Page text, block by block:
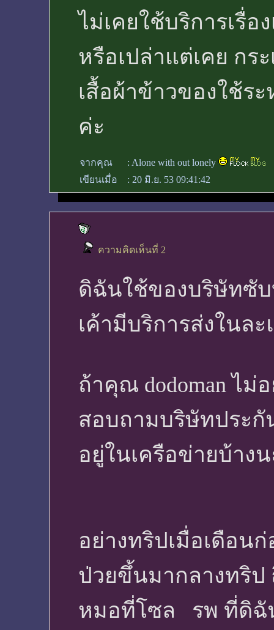
ไม่เคยใช้บริการเรื่อ
หรือเปล่าแต่เคย กร
เสื้อผ้าข้าวของใช้ร
ค่ะ
จากคุณ : Alone with out lonely
เขียนเมื่อ
: 20 มิ.ย. 53 09:41:42
ความคิดเห็นที่ 2
ดิฉันใช้ของบริษัทซับ
เค้ามีบริการส่งในล
ถ้าคุณ dodoman ไม่
สอบถามบริษัทประกั
อยู่ในเครือข่ายบ้าง
อย่างทริปเมื่อเดือน
ป่วยขึ้นมากลางทริป
หมอที่โซล รพ ที่ดิฉั